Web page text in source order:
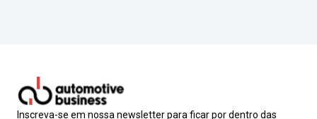
Inscreva-se em nossa newsletter para ficar por dentro das